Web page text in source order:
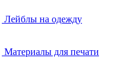
Лейблы на одежду
Материалы для печати